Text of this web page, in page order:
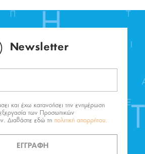
Newsletter
ΕΓΓΡΑΦΗ
και έχω κατανοήσει την ενημέρωση
των Προσωπικών
Διαβάστε εδώ τη πολιτική απορρήτου.